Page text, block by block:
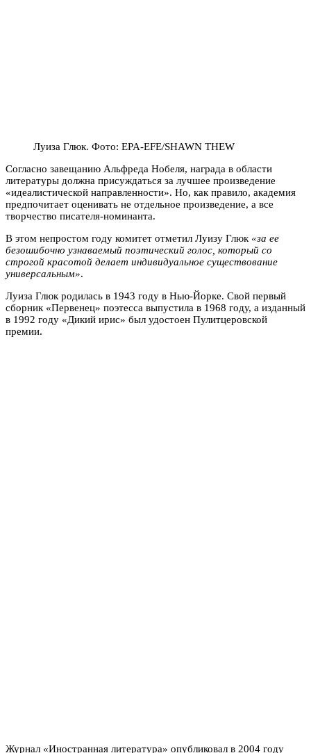
Луиза Глюк. Фото: EPA-EFE/SHAWN THEW
Согласно завещанию Альфреда Нобеля, награда в области
литературы должна присуждаться за лучшее произведение
«идеалистической направленности». Но, как правило, академия
предпочитает оценивать не отдельное произведение, а все
творчество писателя-номинанта.
В этом непростом году комитет отметил Луизу Глюк «за ее
безошибочно узнаваемый поэтический голос, который со
строгой красотой делает индивидуальное существование
универсальным».
Луиза Глюк родилась в 1943 году в Нью-Йорке. Свой первый
сборник «Первенец» поэтесса выпустила в 1968 году, а изданный
в 1992 году «Дикий ирис» был удостоен Пулитцеровской
премии.
Журнал «Иностранная литература» опубликовал в 2004 году